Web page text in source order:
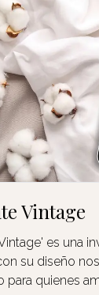
Vintage
es una
su diseño
para quienes